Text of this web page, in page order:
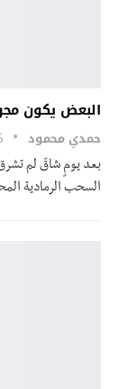
البعض يكون
حمدي محمود
بعد یومٍ شاقّ لم
السحب الرمادیة